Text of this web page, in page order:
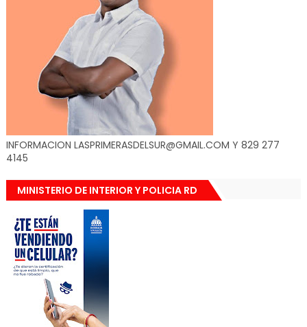
INFORMACION LASPRIMERASDELSUR@GMAIL.COM Y 829 277
4145
MINISTERIO DE INTERIOR Y POLICIA RD